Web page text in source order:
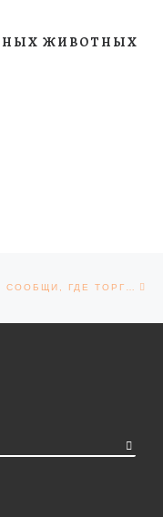
ЖИВОТНЫХ
К СПИСКУ ЗАПИСЕЙ